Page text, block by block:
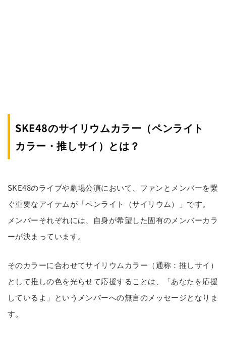
SKE48のサイリウムカラー（ペンライト
カラー・推しサイ）とは？
SKE48のライブや劇場公演において、ファンとメンバーを繋
ぐ重要なアイテムが「ペンライト（サイリウム）」です。
メンバーそれぞれには、自身が希望した固有のメンバーカラ
ーが決まっています。
そのカラーに合わせてサイリウムカラー（通称：推しサイ）
として推しの色を光らせて応援することは、「あなたを応援
しているよ」というメンバーへの無言のメッセージとなりま
す。